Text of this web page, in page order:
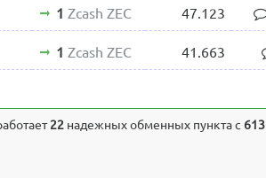
1 Zcash ZEC 47.123
1 Zcash ZEC 41.663
22 надежных обменных пункта с 613